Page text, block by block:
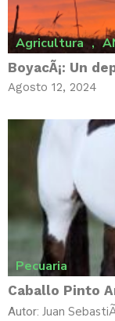
Agricultura ,
BoyacÃ¡: Un
Agosto 12, 2024
Pecuaria
Caballo Pinto
Autor: Juan